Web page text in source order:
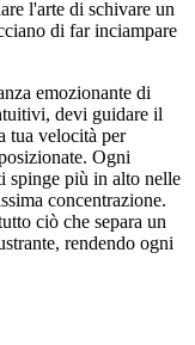
l'arte di schivare un
di far inciampare
emozionante di
devi guidare il
tua velocità per
Ogni
spinge più in alto nelle
concentrazione.
ciò che separa un
rendendo ogni